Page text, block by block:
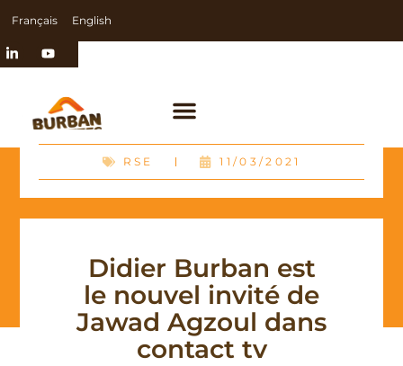
Français English
RSE 11/03/2021
Didier Burban est
le nouvel invité de
Jawad Agzoul dans
contact tv